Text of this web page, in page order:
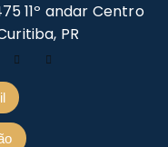
11º andar Centro
PR